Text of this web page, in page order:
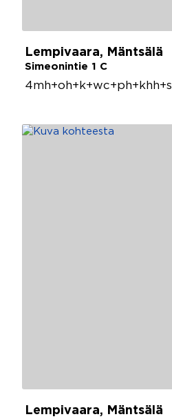
Lempivaara, Mäntsälä
Simeonintie 1 C
4mh+oh+k+wc+ph+khh+s
Lempivaara, Mäntsälä